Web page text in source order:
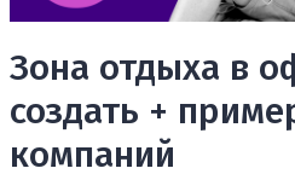
Зона отдыха в
создать +
компаний